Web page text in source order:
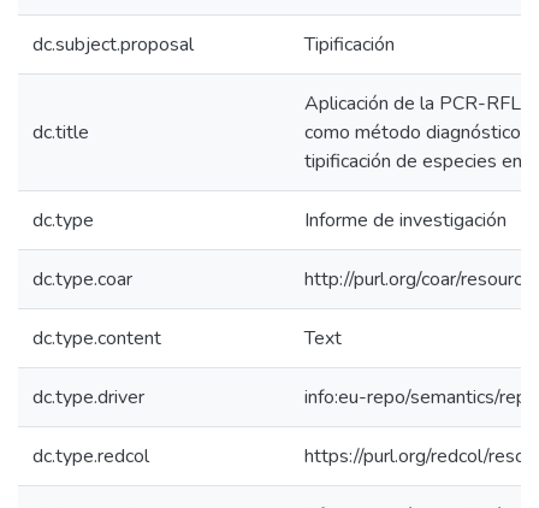
dc.subject.proposal Tipificación
dc.title
Aplicación de la PCR-
como método diagnóstico
tipificación de especies en
dc.type Informe de investigación
dc.type.coar http://purl.org/coar/
dc.type.content Text
dc.type.driver info:eu-repo/semantics/
dc.type.redcol https://purl.org/redcol/